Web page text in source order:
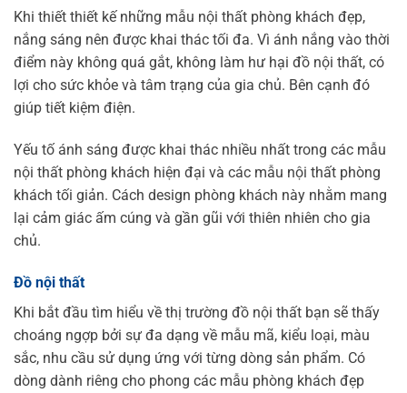
Khi thiết thiết kế những mẫu nội thất phòng khách đẹp,
nắng sáng nên được khai thác tối đa. Vì ánh nắng vào thời
điểm này không quá gắt, không làm hư hại đồ nội thất, có
lợi cho sức khỏe và tâm trạng của gia chủ. Bên cạnh đó
giúp tiết kiệm điện.
Yếu tố ánh sáng được khai thác nhiều nhất trong các mẫu
nội thất phòng khách hiện đại và các mẫu nội thất phòng
khách tối giản. Cách design phòng khách này nhằm mang
lại cảm giác ấm cúng và gần gũi với thiên nhiên cho gia
chủ.
Đồ nội thất
Khi bắt đầu tìm hiểu về thị trường đồ nội thất bạn sẽ thấy
choáng ngợp bởi sự đa dạng về mẫu mã, kiểu loại, màu
sắc, nhu cầu sử dụng ứng với từng dòng sản phẩm. Có
dòng dành riêng cho phong các mẫu phòng khách đẹp